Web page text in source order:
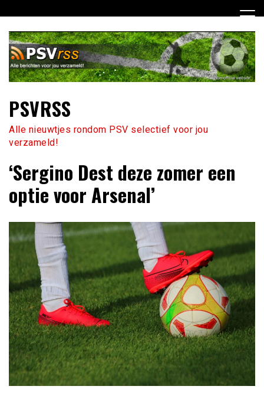
naar
inhoud
PSVRSS
Alle nieuwtjes rondom PSV selectief voor jou
verzameld!
‘Sergino Dest deze zomer een
optie voor Arsenal’